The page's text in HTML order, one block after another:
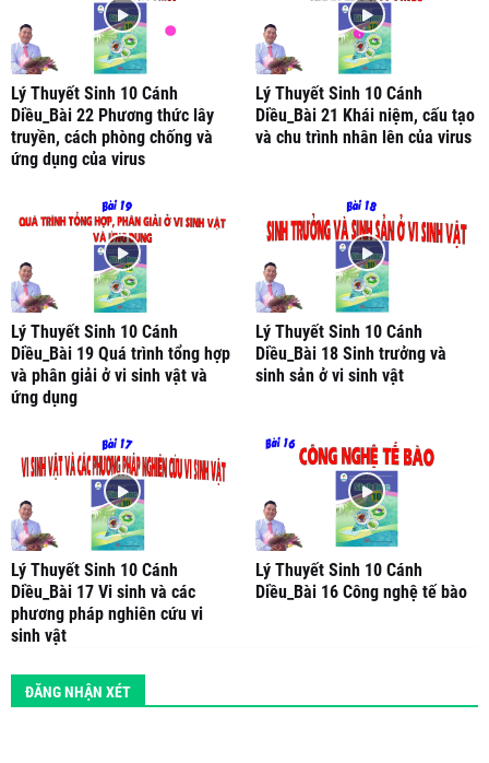
Lý Thuyết Sinh 10 Cánh
Diều_Bài 22 Phương thức lây
truyền, cách phòng chống và
ứng dụng của virus
Lý Thuyết Sinh 10 Cánh
Diều_Bài 21 Khái niệm, cấu tạo
và chu trình nhân lên của virus
Lý Thuyết Sinh 10 Cánh
Diều_Bài 19 Quá trình tổng hợp
và phân giải ở vi sinh vật và
ứng dụng
Lý Thuyết Sinh 10 Cánh
Diều_Bài 18 Sinh trưởng và
sinh sản ở vi sinh vật
Lý Thuyết Sinh 10 Cánh
Diều_Bài 17 Vi sinh và các
phương pháp nghiên cứu vi
sinh vật
Lý Thuyết Sinh 10 Cánh
Diều_Bài 16 Công nghệ tế bào
ĐĂNG NHẬN XÉT